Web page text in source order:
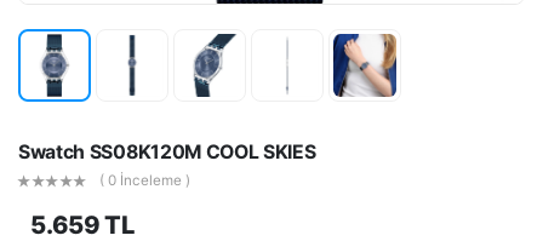
Swatch SS08K120M COOL SKIES
( 0 İnceleme )
5.659 TL